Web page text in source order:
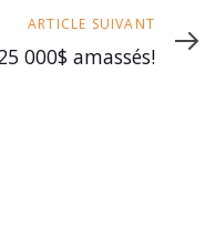
ARTICLE SUIVANT
000$ amassés!